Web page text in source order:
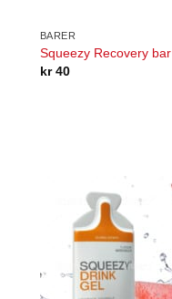
BARER
Squeezy Recovery bar
kr40